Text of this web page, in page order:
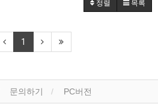
정렬
목록
1
문의하기 PC버전